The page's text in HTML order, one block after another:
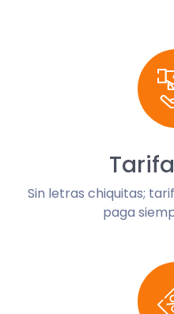
Sin letras chiquitas;
paga